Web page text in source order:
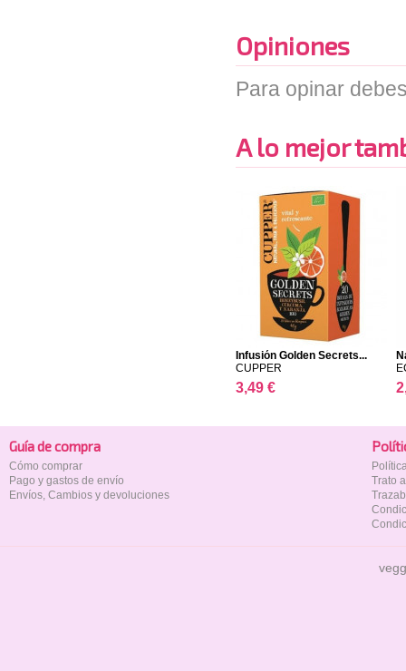
Opiniones
Para opinar
A lo mejor
Infusión Golden Secrets...
CUPPER
3,49 €
Guía de compra
Cómo comprar
Pago y gastos de envío
Envíos, Cambios y devoluciones
Trato